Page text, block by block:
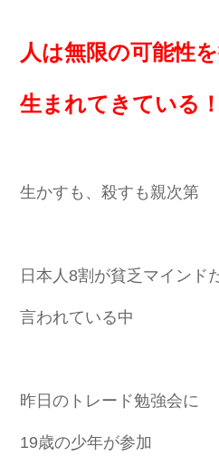
人は無限の可能性
生まれてきている！
生かすも、殺すも親次第
日本人8割が貧乏マインド
言われている中
昨日のトレード勉強会に
19歳の少年が参加